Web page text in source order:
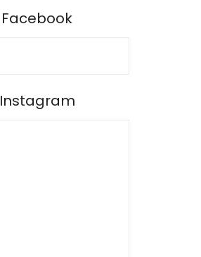
Facebook
Instagram